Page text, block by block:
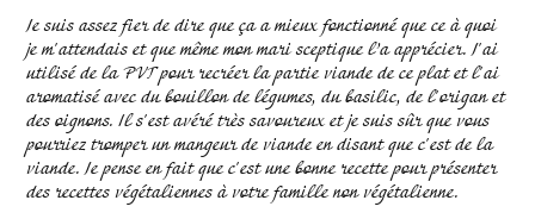
Je suis assez fier de dire que ça a mieux fonctionné que ce à quoi
je m'attendais et que même mon mari sceptique l’a apprécier. J'ai
utilisé de la PVT pour recréer la partie viande de ce plat et l'ai
aromatisé avec du bouillon de légumes, du basilic, de l'origan et
des oignons. Il s'est avéré très savoureux et je suis sûr que vous
pourriez tromper un mangeur de viande en disant que c'est de la
viande. Je pense en fait que c'est une bonne recette pour présenter
des recettes végétaliennes à votre famille non végétalienne.